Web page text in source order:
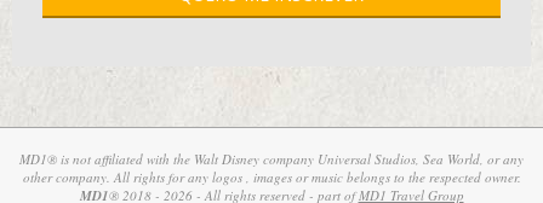
MD1® is not affiliated with the Walt Disney company Universal Studios, Sea World, or any
other company. All rights for any logos , images or music belongs to the respected owner.
MD1® 2018 - 2026 - All rights reserved - part ofMD1 Travel Group